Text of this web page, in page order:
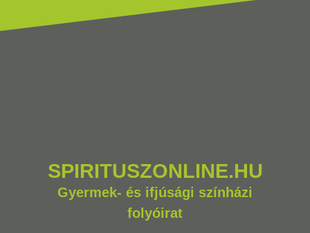
SPIRITUSZONLINE.HU
Gyermek- és ifjúsági színházi
folyóirat